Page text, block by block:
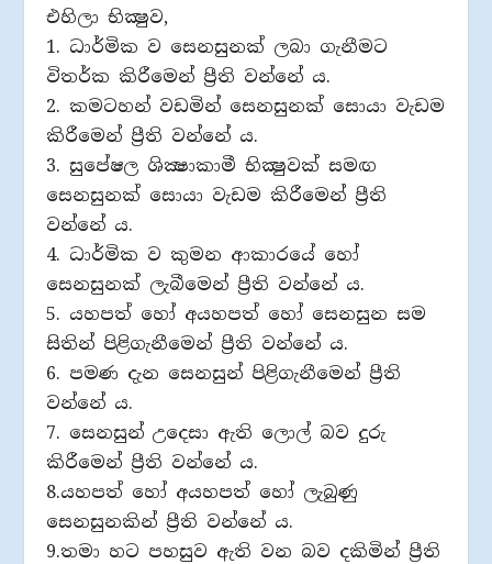
එහිලා භික්‍ෂුව,
1. ධාර්මික ව සෙනසුනක් ලබා ගැනීමට
විතර්ක කිරීමෙන් ප්‍රීති වන්නේ ය.
2. කමටහන් වඩමින් සෙනසුනක් සොයා වැඩම
කිරීමෙන් ප්‍රීති වන්නේ ය.
3. සුපේෂල ශික්‍ෂාකාමී භික්‍ෂුවක් සමඟ
සෙනසුනක් සොයා වැඩම කිරීමෙන් ප්‍රීති
වන්නේ ය.
4. ධාර්මික ව කුමන ආකාරයේ හෝ
සෙනසුනක් ලැබීමෙන් ප්‍රීති වන්නේ ය.
5. යහපත් හෝ අයහපත් හෝ සෙනසුන සම
සිතින් පිළිගැනීමෙන් ප්‍රීති වන්නේ ය.
6. පමණ දැන සෙනසුන් පිළිගැනීමෙන් ප්‍රීති
වන්නේ ය.
7. සෙනසුන් උදෙසා ඇති ලොල් බව දුරු
කිරීමෙන් ප්‍රීති වන්නේ ය.
8.යහපත් හෝ අයහපත් හෝ ලැබුණු
සෙනසුනකින් ප්‍රීති වන්නේ ය.
9.තමා හට පහසුව ඇති වන බව දකිමින් ප්‍රීති